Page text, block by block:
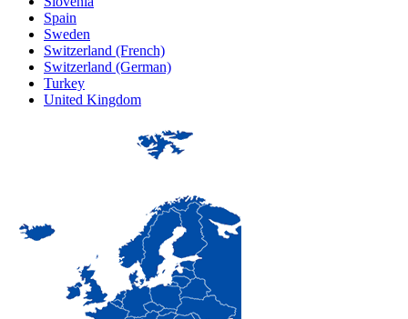
Spain
Sweden
Switzerland (French)
Switzerland (German)
Turkey
United Kingdom